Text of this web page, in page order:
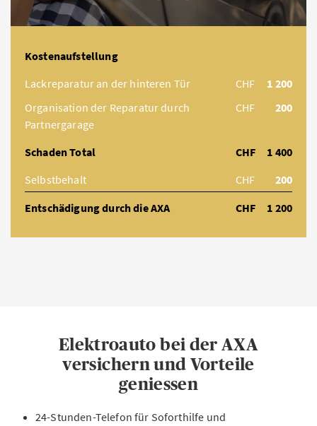
Kostenaufstellung
Lackreparatur an der hinteren Tür
CHF
1 200
Organisation der Reparatur durch
Partnergarage
CHF 200
Schaden Total CHF
1 400
Selbstbehalt
CHF
200
Entschädigung durch die AXA
CHF 1 200
Elektroauto bei der AXA
versichern und Vorteile
geniessen
24-Stunden-Telefon für Soforthilfe und